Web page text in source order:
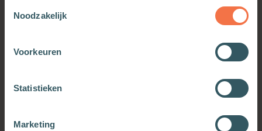
Noodzakelijk
Voorkeuren
Statistieken
Marketing
Franciscus van Assisi